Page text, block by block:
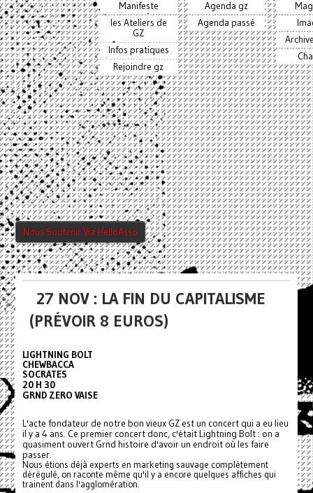
Manifeste
les Ateliers de
GZ
Infos pratiques
Rejoindre gz
Agenda gz
Agenda passé
Nous Soutenir Via HelloAsso
27 NOV : LA FIN DU CAPITALISME
(PRÉVOIR 8 EUROS)
LIGHTNING BOLT
CHEWBACCA
SOCRATES
20 H 30
GRND ZERO VAISE
L'acte fondateur de notre bon vieux GZ est un concert qui a eu lieu
il y a 4 ans. Ce premier concert donc, c'était Lightning Bolt : on a
quasiment ouvert Grnd histoire d'avoir un endroit où les faire
passer.
Nous étions déjà experts en marketing sauvage complètement
dérégulé, on raconte même qu'il y a encore quelques affiches qui
trainent dans l'agglomération.